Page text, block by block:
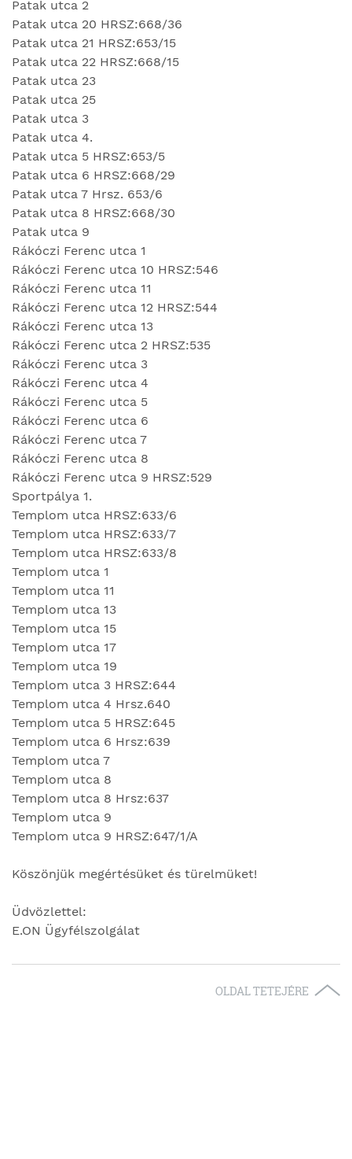
Patak utca 2
Patak utca 20 HRSZ:668/36
Patak utca 21 HRSZ:653/15
Patak utca 22 HRSZ:668/15
Patak utca 23
Patak utca 25
Patak utca 3
Patak utca 4.
Patak utca 5 HRSZ:653/5
Patak utca 6 HRSZ:668/29
Patak utca 7 Hrsz. 653/6
Patak utca 8 HRSZ:668/30
Patak utca 9
Rákóczi Ferenc utca 1
Rákóczi Ferenc utca 10 HRSZ:546
Rákóczi Ferenc utca 11
Rákóczi Ferenc utca 12 HRSZ:544
Rákóczi Ferenc utca 13
Rákóczi Ferenc utca 2 HRSZ:535
Rákóczi Ferenc utca 3
Rákóczi Ferenc utca 4
Rákóczi Ferenc utca 5
Rákóczi Ferenc utca 6
Rákóczi Ferenc utca 7
Rákóczi Ferenc utca 8
Rákóczi Ferenc utca 9 HRSZ:529
Sportpálya 1.
Templom utca HRSZ:633/6
Templom utca HRSZ:633/7
Templom utca HRSZ:633/8
Templom utca 1
Templom utca 11
Templom utca 13
Templom utca 15
Templom utca 17
Templom utca 19
Templom utca 3 HRSZ:644
Templom utca 4 Hrsz.640
Templom utca 5 HRSZ:645
Templom utca 6 Hrsz:639
Templom utca 7
Templom utca 8
Templom utca 8 Hrsz:637
Templom utca 9
Templom utca 9 HRSZ:647/1/A
Köszönjük megértésüket és türelmüket!
Üdvözlettel:
E.ON Ügyfélszolgálat
OLDAL TETEJÉRE